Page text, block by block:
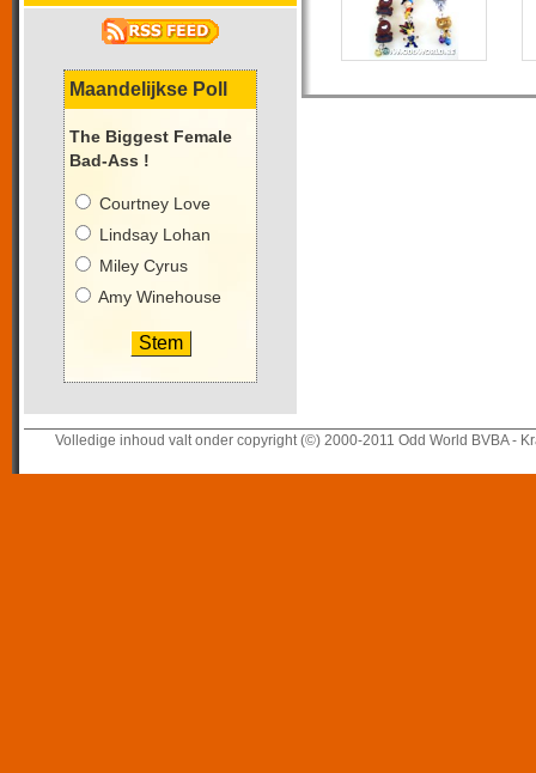
Maandelijkse Poll
The Biggest Female
Bad-Ass !
Courtney Love
Lindsay Lohan
Miley Cyrus
Amy Winehouse
Volledige inhoud valt onder copyright (©) 2000-2011 Odd World BVBA -